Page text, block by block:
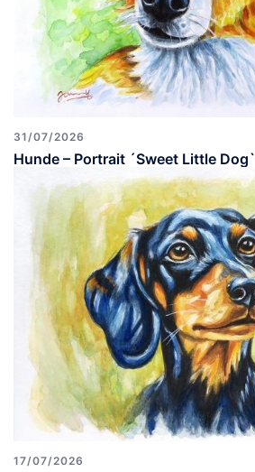
31/07/2026
Hunde – Portrait ´Sweet Little Dog`
17/07/2026